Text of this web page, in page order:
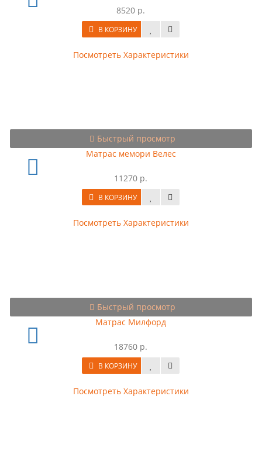
8520 р.
В КОРЗИНУ
Посмотреть Характеристики
Быстрый просмотр
Матрас мемори Велес
11270 р.
В КОРЗИНУ
Посмотреть Характеристики
Быстрый просмотр
Матрас Милфорд
18760 р.
В КОРЗИНУ
Посмотреть Характеристики